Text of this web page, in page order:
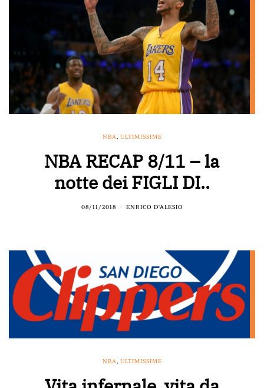
NBA, ULTIMISSIME
NBA RECAP 8/11 – la
notte dei FIGLI DI..
08/11/2018 ENRICO D'ALESIO
NBA, ULTIMISSIME